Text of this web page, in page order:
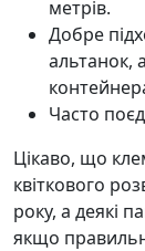
метрів.
Добре
альтанок,
Часто
Цікаво, що
квіткового
року, а деякі
якщо